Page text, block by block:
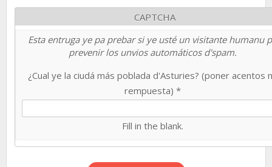
CAPTCHA
Esta entruga ye pa prebar si ye usté un visitante humanu
prevenir los unvios automáticos d'spam.
¿Cual ye la ciudá más poblada d'Asturies? (poner acentos
rempuesta) *
Fill in the blank.